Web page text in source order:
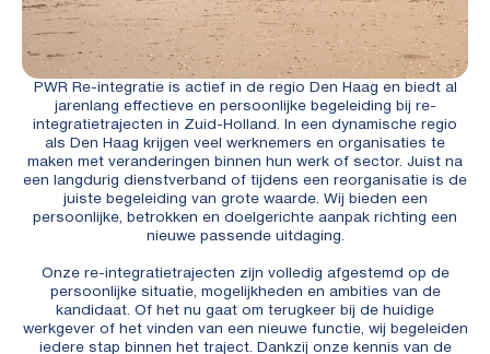
PWR Re-integratie is actief in de regio Den Haag en biedt al
jarenlang effectieve en persoonlijke begeleiding bij re-
integratietrajecten in Zuid-Holland. In een dynamische regio
als Den Haag krijgen veel werknemers en organisaties te
maken met veranderingen binnen hun werk of sector. Juist na
een langdurig dienstverband of tijdens een reorganisatie is de
juiste begeleiding van grote waarde. Wij bieden een
persoonlijke, betrokken en doelgerichte aanpak richting een
nieuwe passende uitdaging.
Onze re-integratietrajecten zijn volledig afgestemd op de
persoonlijke situatie, mogelijkheden en ambities van de
kandidaat. Of het nu gaat om terugkeer bij de huidige
werkgever of het vinden van een nieuwe functie, wij begeleiden
iedere stap binnen het traject. Dankzij onze kennis van de